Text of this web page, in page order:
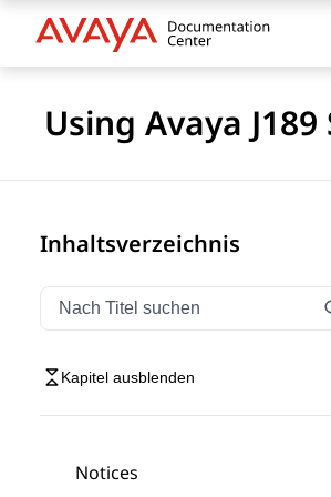
Using Avaya
Inhaltsverzeichnis
Navigation nach Titel filtern
Geben Sie Text ein, um
Kapitel ausblenden
Notices